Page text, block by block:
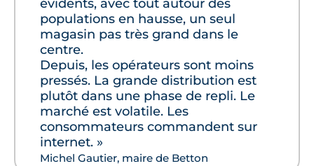
évidents, avec tout autour des
populations en hausse, un seul
magasin pas très grand dans le
centre.
Depuis, les opérateurs sont moins
pressés. La grande distribution est
plutôt dans une phase de repli. Le
marché est volatile. Les
consommateurs commandent sur
internet. »
Michel Gautier, maire de Betton